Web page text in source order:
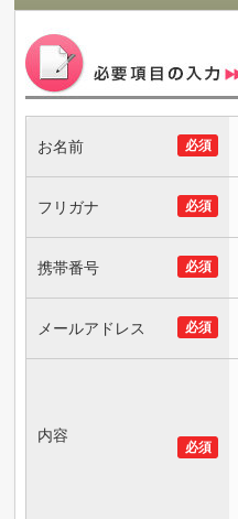
必須
お名前
必須
フリガナ
必須
携帯番号
必須
メールアドレス
必須
内容